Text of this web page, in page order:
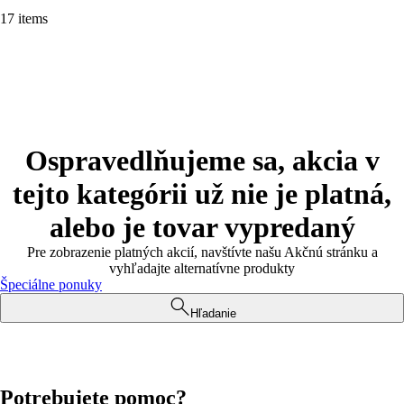
17 items
Ospravedlňujeme sa, akcia v
tejto kategórii už nie je platná,
alebo je tovar vypredaný
Pre zobrazenie platných akcií, navštívte našu Akčnú stránku a
vyhľadajte alternatívne produkty
Špeciálne ponuky
Hľadanie
Potrebujete pomoc?